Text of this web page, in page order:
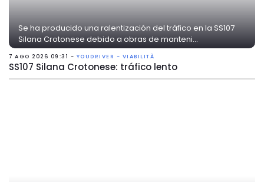
Se ha producido una ralentización del tráfico en la SS107
Silana Crotonese debido a obras de manteni...
7 AGO 2026 09:31 - YOUDRIVER - VIABILITÀ
SS107 Silana Crotonese: tráfico lento